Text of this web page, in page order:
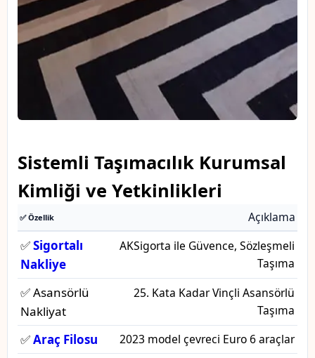
Sistemli Taşımacılık Kurumsal
Kimliği ve Yetkinlikleri
✅ Özellik Açıklama
✅Sigortalı
Nakliye
AKSigorta ile Güvence, Sözleşmeli
Taşıma
✅ Asansörlü
Nakliyat
25. Kata Kadar Vinçli Asansörlü
Taşıma
✅Araç Filosu 2023 model çevreci Euro 6 araçlar